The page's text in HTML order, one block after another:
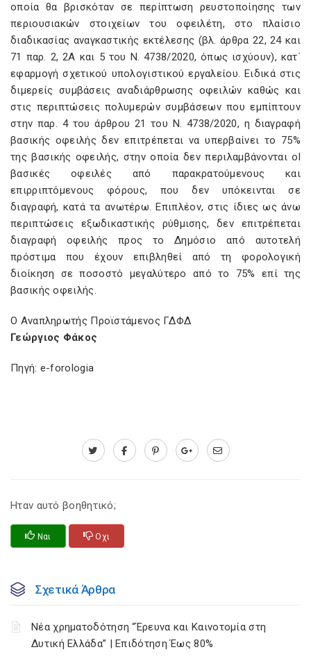
οποία θα βρισκόταν σε περίπτωση ρευστοποίησης των
περιουσιακών στοιχείων του οφειλέτη, στο πλαίσιο
διαδικασίας αναγκαστικής εκτέλεσης (βλ. άρθρα 22, 24 και
71 παρ. 2, 2Α και 5 του Ν. 4738/2020, όπως ισχύουν), κατ΄
εφαρμογή σχετικού υπολογιστικού εργαλείου. Ειδικά στις
διμερείς συμβάσεις αναδιάρθρωσης οφειλών καθώς και
στις περιπτώσεις πολυμερών συμβάσεων που εμπίπτουν
στην παρ. 4 του άρθρου 21 του Ν. 4738/2020, η διαγραφή
βασικής οφειλής δεν επιτρέπεται να υπερβαίνει το 75%
της βασικής οφειλής, στην οποία δεν περιλαμβάνονται ol
βασικές οφειλές από παρακρατούμενους και
επιρριπτόμενους φόρους, που δεν υπόκεινται σε
διαγραφή, κατά τα ανωτέρω. Επιπλέον, στις ίδιες ως άνω
περιπτώσεις εξωδικαστικής ρύθμισης, δεν επιτρέπεται
διαγραφή οφειλής προς το Δημόσιο από αυτοτελή
πρόστιμα που έχουν επιβληθεί από τη φορολογική
διοίκηση σε ποσοστό μεγαλύτερο από το 75% επί της
βασικής οφειλής.
Ο Αναπληρωτής Προϊστάμενος ΓΔΦΔ
Γεώργιος Φάκος
Πηγή: e-forologia
Ηταν αυτό βοηθητικό;
Ναι Οχι
Σχετικά Άρθρα
Νέα χρηματοδότηση “Έρευνα και Καινοτομία στη
Δυτική Ελλάδα” | Επιδότηση Έως 80%